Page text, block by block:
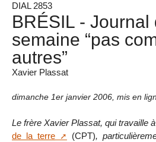
DIAL 2853
BRÉSIL - Journal
semaine “pas
autres”
Xavier Plassat
dimanche 1er janvier 2006 mis en
Le frère Xavier Plassat, qui travaille
de la terre
(CPT),